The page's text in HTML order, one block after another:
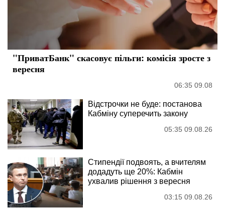
"ПриватБанк" скасовує пільги: комісія зросте з
вересня
06:35 09.08
Відстрочки не буде: постанова
Кабміну суперечить закону
05:35 09.08.26
Стипендії подвоять, а вчителям
додадуть ще 20%: Кабмін
ухвалив рішення з вересня
03:15 09.08.26